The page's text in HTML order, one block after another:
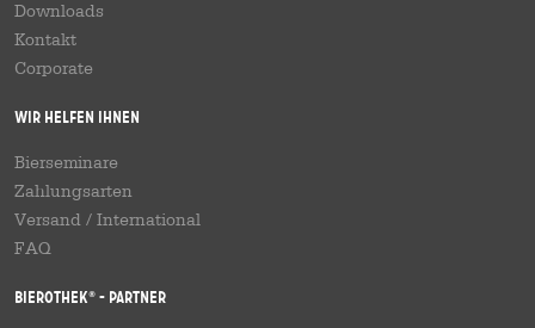
Downloads
Kontakt
Corporate
Wir helfen Ihnen
Bierseminare
Zahlungsarten
Versand / International
FAQ
Bierothek® - Partner